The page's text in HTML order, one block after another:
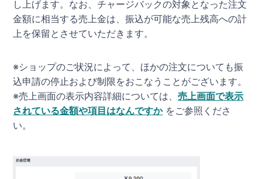
し上げます。なお、チャージバックの対象となった注文
金額に相当する売上金は、振込が可能な売上残高への計
上を保留とさせていただきます。
※ショップのご状況によって、ほかの注文についても振
込申請の停止および制限をおこなうことがございます。
※売上画面の表示内容詳細については、売上画面で表示
されている金額や項目はなんですかをご参照くださ
い。